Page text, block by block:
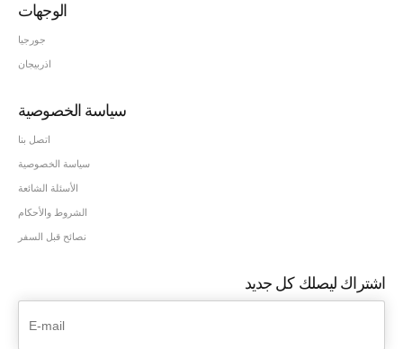
الوجهات
جورجيا
اذربيجان
سياسة الخصوصية
اتصل بنا
سياسة الخصوصية
الأسئلة الشائعة
الشروط والأحكام
نصائح قبل السفر
اشتراك ليصلك كل جديد